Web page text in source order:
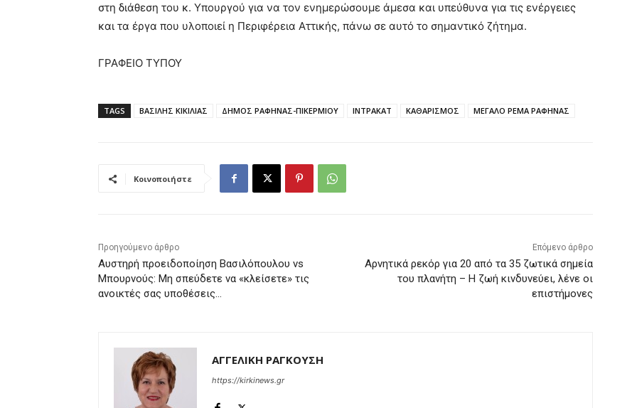
στη διάθεση του κ. Υπουργού για να τον ενημερώσουμε άμεσα και υπεύθυνα για τις ενέργειες
και τα έργα που υλοποιεί η Περιφέρεια Αττικής, πάνω σε αυτό το σημαντικό ζήτημα.
ΓΡΑΦΕΙΟ ΤΥΠΟΥ
TAGS ΒΑΣΙΛΗΣ ΚΙΚΙΛΙΑΣ ΔΗΜΟΣ ΡΑΦΗΝΑΣ-ΠΙΚΕΡΜΙΟΥ ΙΝΤΡΑΚΑΤ ΚΑΘΑΡΙΣΜΟΣ ΜΕΓΑΛΟ ΡΕΜΑ ΡΑΦΗΝΑΣ
Κοινοποιήστε
Προηγούμενο άρθρο
Αυστηρή προειδοποίηση Βασιλόπουλου vs
Μπουρνούς: Μη σπεύδετε να «κλείσετε» τις
ανοικτές σας υποθέσεις…
Επόμενο άρθρο
Αρνητικά ρεκόρ για 20 από τα 35 ζωτικά σημεία
του πλανήτη – Η ζωή κινδυνεύει, λένε οι
επιστήμονες
ΑΓΓΕΛΙΚΗ ΡΑΓΚΟΥΣΗ
https://kirkinews.gr